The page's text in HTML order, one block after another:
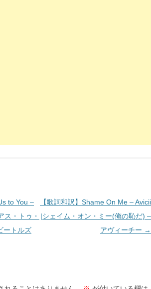
to You –
ス・トゥ・
ートルズ
【歌詞和訳】Shame On Me – Avicii
|シェイム・オン・ミー(俺の恥だ) –
アヴィーチー →